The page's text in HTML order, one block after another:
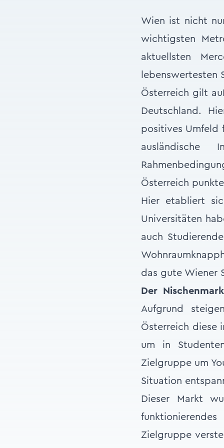
Wien ist nicht
wichtigsten
aktuellsten
lebenswertesten
Österreich gilt
Deutschland.
positives Umfeld
ausländische
Österreich
Hier etabliert
Universitäten
auch
das gute Wiener
Der
Aufgrund
Österreich diese
um in
Zielgruppe um
Situation
Dieser Markt
Zielgruppe